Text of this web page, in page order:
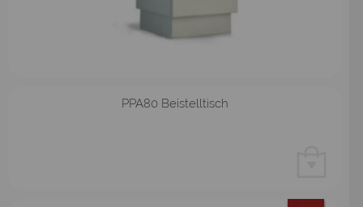
PPA80 Beistelltisch